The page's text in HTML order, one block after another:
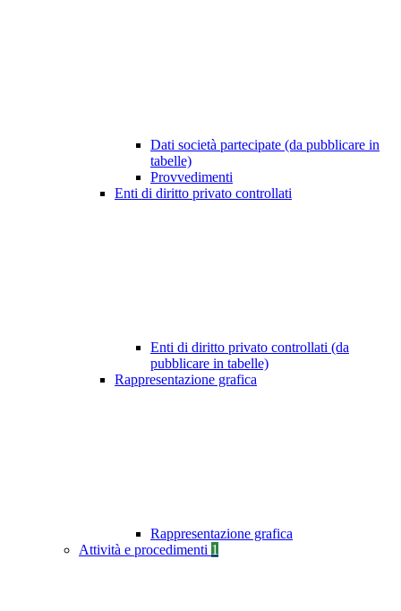
Dati società partecipate (da pubblicare in
tabelle)
Provvedimenti
Enti di diritto privato controllati
Enti di diritto privato controllati (da
pubblicare in tabelle)
Rappresentazione grafica
Rappresentazione grafica
Attività e procedimenti 1